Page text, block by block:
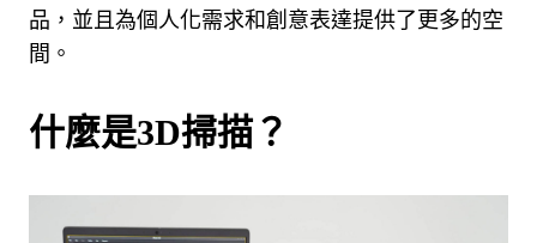
品，並且為個人化需求和創意表達提供了更多的空
間。
什麼是3D掃描？